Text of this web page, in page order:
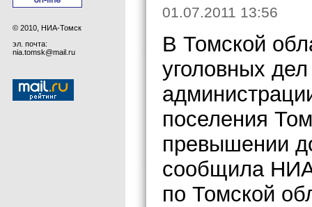
© 2010, НИА-Томск
эл. почта:
nia.tomsk@mail.ru
01.07.2011 13:56
В Томской
уголовных
поселения
превышении
сообщила
по Томской